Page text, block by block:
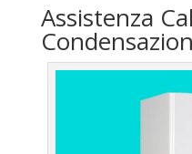
Assistenza